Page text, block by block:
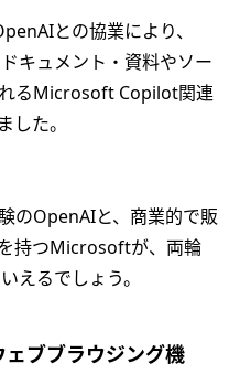
との協業により、
キュメント・資料やソー
るMicrosoft Copilot関連
した。
のOpenAIと、商業的で販
持つMicrosoftが、両輪
えるでしょう。
ブブラウジング機